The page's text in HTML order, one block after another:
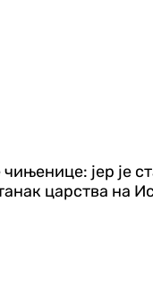
јер је
царства на